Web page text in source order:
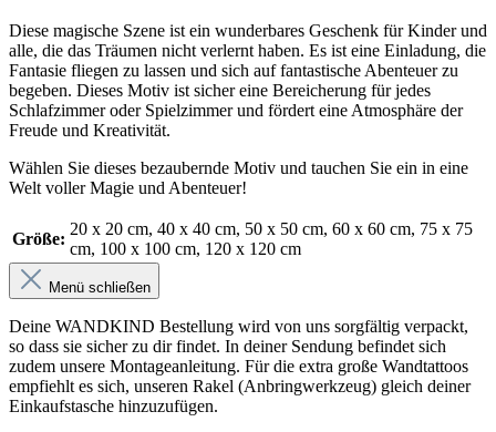
Diese magische Szene ist ein wunderbares Geschenk für Kinder und
alle, die das Träumen nicht verlernt haben. Es ist eine Einladung, die
Fantasie fliegen zu lassen und sich auf fantastische Abenteuer zu
begeben. Dieses Motiv ist sicher eine Bereicherung für jedes
Schlafzimmer oder Spielzimmer und fördert eine Atmosphäre der
Freude und Kreativität.
Wählen Sie dieses bezaubernde Motiv und tauchen Sie ein in eine
Welt voller Magie und Abenteuer!
Größe:
20 x 20 cm, 40 x 40 cm, 50 x 50 cm, 60 x 60 cm, 75 x 75
cm, 100 x 100 cm, 120 x 120 cm
Menü schließen
Deine WANDKIND Bestellung wird von uns sorgfältig verpackt,
so dass sie sicher zu dir findet. In deiner Sendung befindet sich
zudem unsere Montageanleitung. Für die extra große Wandtattoos
empfiehlt es sich, unseren Rakel (Anbringwerkzeug) gleich deiner
Einkaufstasche hinzuzufügen.